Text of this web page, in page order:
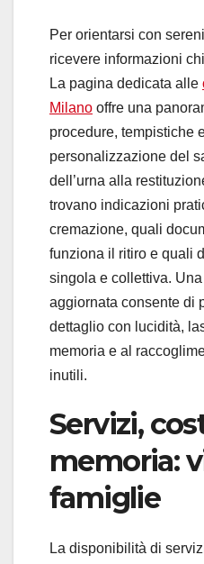
Per orientarsi con
ricevere informazioni
La pagina dedicata alle
Milano offre una
procedure, tempistiche
personalizzazione del
dell’urna alla
trovano indicazioni
cremazione, quali
funziona il ritiro e quali
singola e collettiva.
aggiornata consente di
dettaglio con lucidità,
memoria e al
inutili.
Servizi,
memoria:
famiglie
La disponibilità di